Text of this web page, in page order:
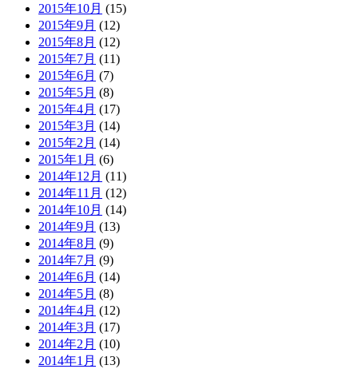
2015年10月 (15)
2015年9月 (12)
2015年8月 (12)
2015年7月 (11)
2015年6月 (7)
2015年5月 (8)
2015年4月 (17)
2015年3月 (14)
2015年2月 (14)
2015年1月 (6)
2014年12月 (11)
2014年11月 (12)
2014年10月 (14)
2014年9月 (13)
2014年8月 (9)
2014年7月 (9)
2014年6月 (14)
2014年5月 (8)
2014年4月 (12)
2014年3月 (17)
2014年2月 (10)
2014年1月 (13)